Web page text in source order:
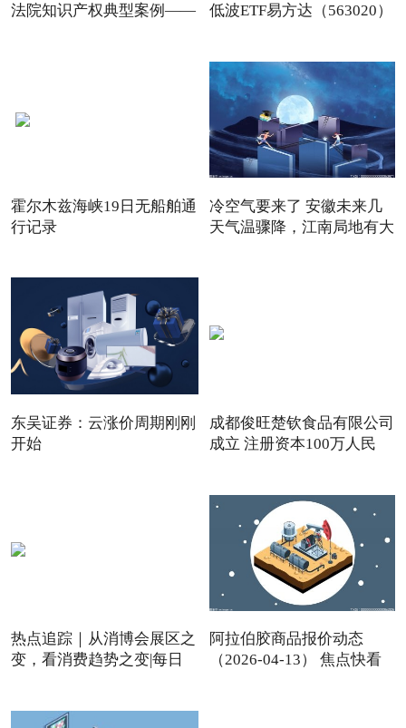
法院知识产权典型案例——
低波ETF易方达（563020）
霍尔木兹海峡19日无船舶通
行记录
冷空气要来了 安徽未来几
天气温骤降，江南局地有大
东吴证券：云涨价周期刚刚
开始
成都俊旺楚钦食品有限公司
成立 注册资本100万人民
热点追踪｜从消博会展区之
变，看消费趋势之变|每日
阿拉伯胶商品报价动态
（2026-04-13） 焦点快看